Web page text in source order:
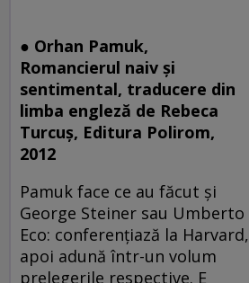
● Orhan Pamuk,
Romancierul naiv şi
sentimental, traducere din
limba engleză de Rebeca
Turcuş, Editura Polirom,
2012
Pamuk face ce au făcut şi
George Steiner sau Umberto
Eco: conferenţiază la Harvard,
apoi adună într-un volum
prelegerile respective. E